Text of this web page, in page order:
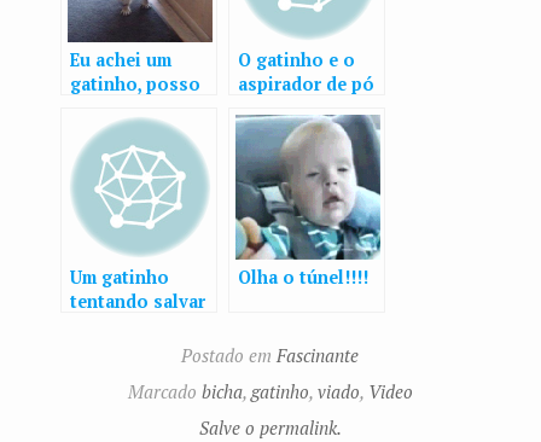
Eu achei um
gatinho, posso
O gatinho e o
aspirador de pó
Um gatinho
tentando salvar
Olha o túnel!!!!
Postado emFascinante
Marcado bicha,gatinho, viado, Video
Salve o permalink.